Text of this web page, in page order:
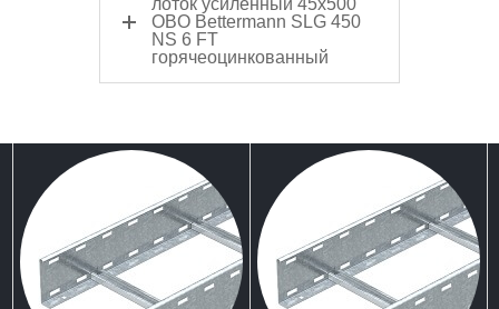
лоток усиленный 45x500
OBO Bettermann SLG 450
NS 6 FT
горячеоцинкованный